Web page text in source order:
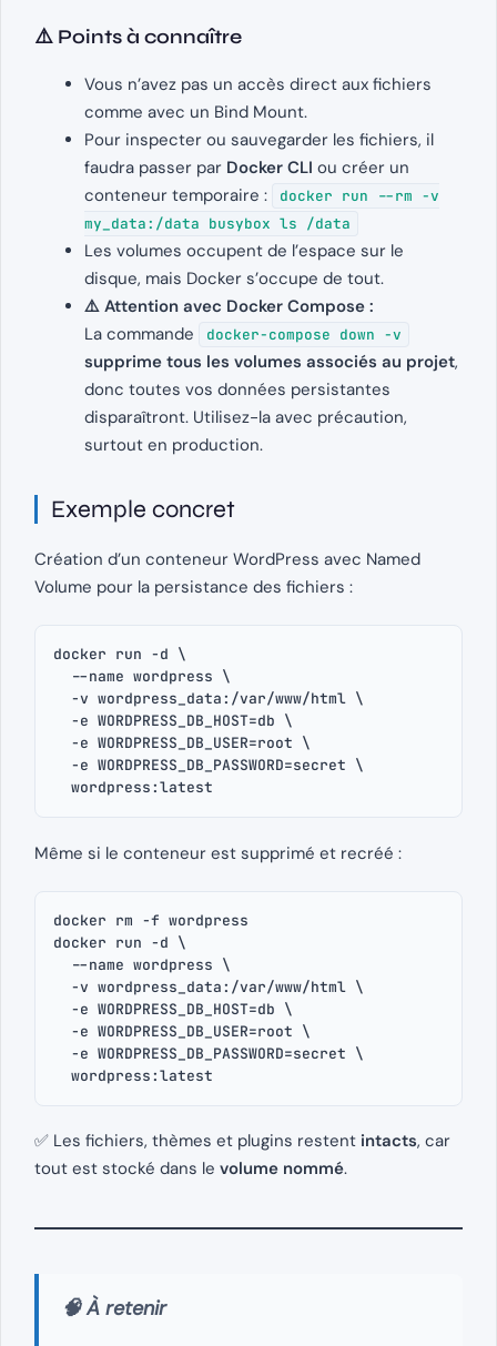
⚠️ Points à connaître
Vous n’avez pas un accès direct aux fichiers
comme avec un Bind Mount.
Pour inspecter ou sauvegarder les fichiers, il
faudra passer par Docker CLI ou créer un
conteneur temporaire :
docker run --rm -v
my_data:/data busybox ls /data
Les volumes occupent de l’espace sur le
disque, mais Docker s’occupe de tout.
⚠️ Attention avec Docker Compose :
La commande
docker-compose down -v
supprime tous les volumes associés au projet,
donc toutes vos données persistantes
disparaîtront. Utilisez-la avec précaution,
surtout en production.
Exemple concret
Création d’un conteneur WordPress avec Named
Volume pour la persistance des fichiers :
docker run -d \
  --name wordpress \
  -v wordpress_data:/var/www/html \
  -e WORDPRESS_DB_HOST=db \
  -e WORDPRESS_DB_USER=root \
  -e WORDPRESS_DB_PASSWORD=secret \
  wordpress:latest
Même si le conteneur est supprimé et recréé :
docker rm -f wordpress
docker run -d \
  --name wordpress \
  -v wordpress_data:/var/www/html \
  -e WORDPRESS_DB_HOST=db \
  -e WORDPRESS_DB_USER=root \
  -e WORDPRESS_DB_PASSWORD=secret \
  wordpress:latest
✅ Les fichiers, thèmes et plugins restent intacts, car
tout est stocké dans le volume nommé.
🧠 À retenir